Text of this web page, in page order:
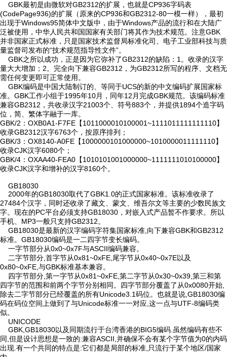
GBK最初是由微软对GB2312的扩展，也就是CP936字码表
(CodePage936)的扩展（原来的CP936和GB2312-80一模一样），最初
出现于Windows95简体中文版中，由于Windows产品的流行和在大陆广
泛被使用，中华人民共和国国家有关部门将其作为技术规范。注意GBK
并非国家正式标准，只是国家技术监督局标准化司、电子工业部科技与质
量监督司发布的“技术规范指导性文件”。
GBK之所以成功，正是因为它弥补了GB2312的缺陷：1。收录的汉字
量大大增加；2。完全向下兼容GB2312，为GB2312所写的程序、文档无
需任何变更即可正常使用。
GBK编码是中国大陆制订的、等同于UCS的新的中文编码扩展国家标
准。GBK工作小组于1995年10月，同年12月完成GBK规范。该编码标准
兼容GB2312，共收录汉字21003个、符号883个，并提供1894个造字码
位，简、繁体字融于一库。
GBK/2：OXB0A1-F7FE【1011000010100001~1111011111111110】
收录GB2312汉字6763个，按原序排列；
GBK/3：OX8140-A0FE【1000000101000000~1010000011111110】
收录CJK汉字6080个；
GBK/4：OXAA40-FEA0【1010101001000000~1111111010100000】
收录CJK汉字和增补的汉字8160个。
GB18030
2000年的GB18030取代了GBK1.0的正式国家标准。该标准收录了
27484个汉字，同时还收录了藏文、蒙文、维吾尔文等主要的少数民族文
字。现在的PC平台必须支持GB18030，对嵌入式产品暂不作要求。所以
手机、MP3一般只支持GB2312。
GB18030是最新的汉字编码字符集国家标准,向下兼容GBK和GB2312
标准。GB18030编码是一二四字节变长编码。
一字节部分从0x0~0x7F与ASCII编码兼容。
二字节部分,首字节从0x81~0xFE,尾字节从0x40~0x7E以及
0x80~0xFE,与GBK标准基本兼容。
四字节部分,第一字节从0x81~0xFE,第二字节从0x30~0x39,第三和第
四字节的范围和前两个字节分别相同。四字节部分覆盖了从0x0080开始,
除去二字节部分已经覆盖的所有Unicode3.1码位。也就是说,GB18030编
码在码位空间上做到了与Unicode标准一一对应,这一点与UTF-8编码类
似。
UNICODE
GBK,GB18030以及同期流行于台湾香港的BIG5编码.虽然编码有些不
同,但是设计思想是一致的:兼容ASCII,并确保不会有某个字节值为0的内码
出现.有一个共同的特点是:它们都是局部的标准,只流行于某个地区/国家